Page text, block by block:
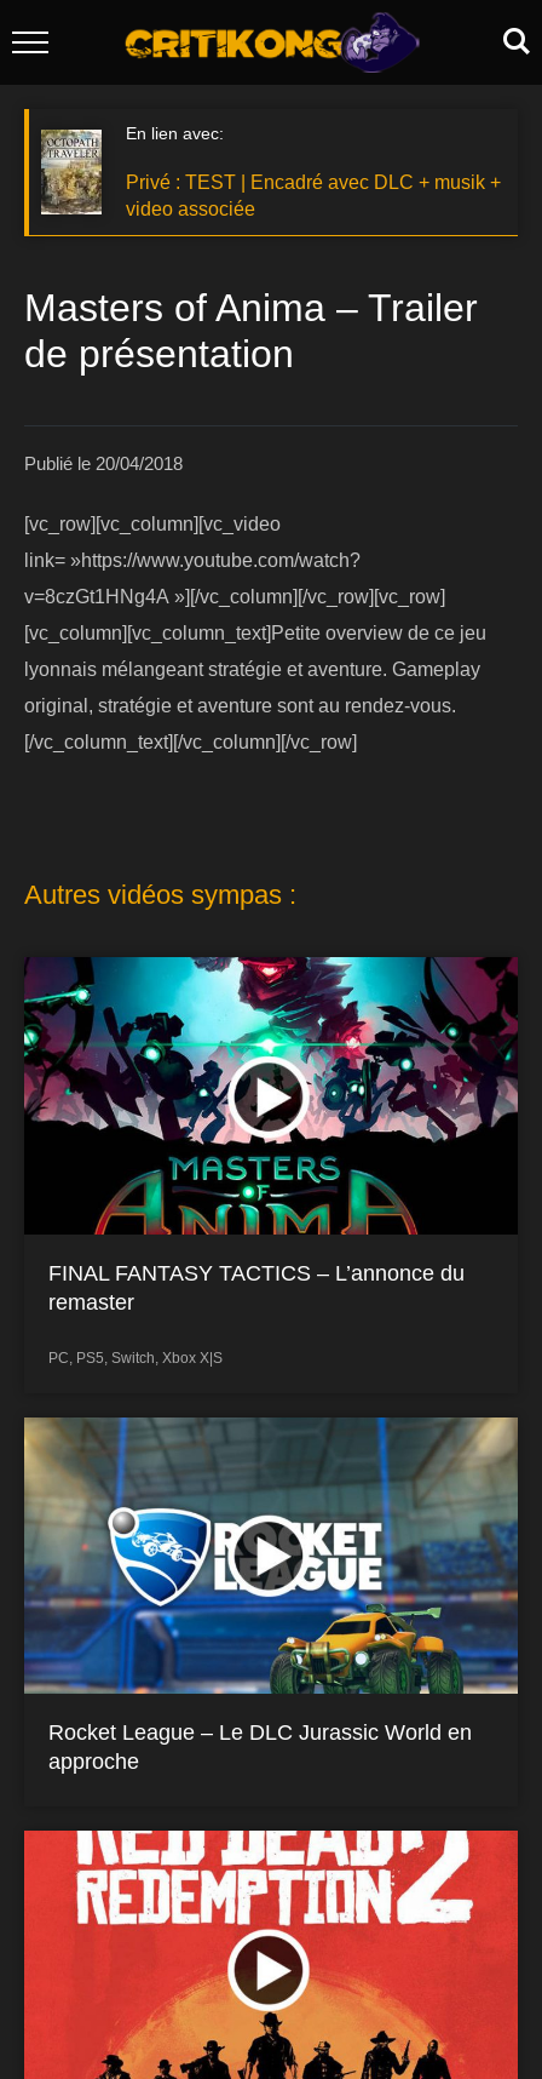
En lien avec:
Privé : TEST | Encadré avec DLC + musik +
video associée
Masters of Anima – Trailer
de présentation
Publié le 20/04/2018
[vc_row][vc_column][vc_video
link= »https://www.youtube.com/watch?
v=8czGt1HNg4A »][/vc_column][/vc_row][vc_row]
[vc_column][vc_column_text]Petite overview de ce jeu
lyonnais mélangeant stratégie et aventure. Gameplay
original, stratégie et aventure sont au rendez-vous.
[/vc_column_text][/vc_column][/vc_row]
Autres vidéos sympas :
FINAL FANTASY TACTICS – L’annonce du
remaster
PC PS5 Switch Xbox X|S
Rocket League – Le DLC Jurassic World en
approche